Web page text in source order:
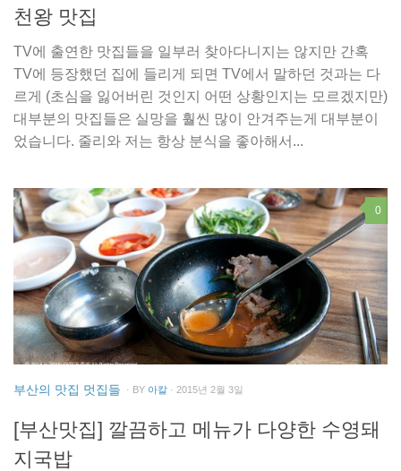
천왕 맛집
TV에 출연한 맛집들을 일부러 찾아다니지는 않지만 간혹
TV에 등장했던 집에 들리게 되면 TV에서 말하던 것과는 다
르게 (초심을 잃어버린 것인지 어떤 상황인지는 모르겠지만)
대부분의 맛집들은 실망을 훨씬 많이 안겨주는게 대부분이
었습니다. 줄리와 저는 항상 분식을 좋아해서...
0
부산의 맛집 멋집들 · BY 아칼 · 2015년 2월 3일
[부산맛집] 깔끔하고 메뉴가 다양한 수영돼
지국밥